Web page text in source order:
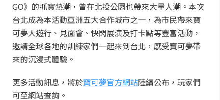
GO》的抓寶熱潮，曾在北投公園也帶來大量人潮。本次
台北成為本活動亞洲五大合作城市之一，為市民帶來寶
可夢大遊行、見面會、快閃展演及打卡點等豐富活動，
邀請全球各地的訓練家們一起來到台北，感受寶可夢帶
來的沉浸式體驗。
更多活動訊息，將於寶可夢官方網站陸續公布，玩家們
可至網站查詢。